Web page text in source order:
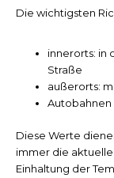
Die wichtigsten
innerorts: in
Straße
außerorts:
Autobahnen
Diese Werte
immer die
Einhaltung der